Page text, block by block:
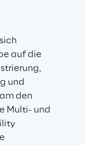
auf die
und
den
Multi- und